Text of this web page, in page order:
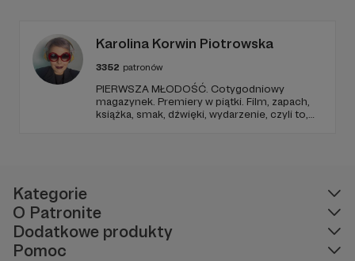
Tadeusz Drozda.
Karolina Korwin Piotrowska
3352 patronów
PIERWSZA MŁODOŚĆ. Cotygodniowy
magazynek. Premiery w piątki. Film, zapach,
książka, smak, dźwięki, wydarzenie, czyli to,
Kategorie
O Patronite
Dodatkowe produkty
Pomoc